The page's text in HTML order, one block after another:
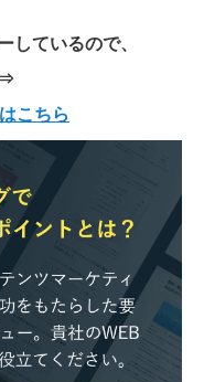
しているので、
⇒
こちら